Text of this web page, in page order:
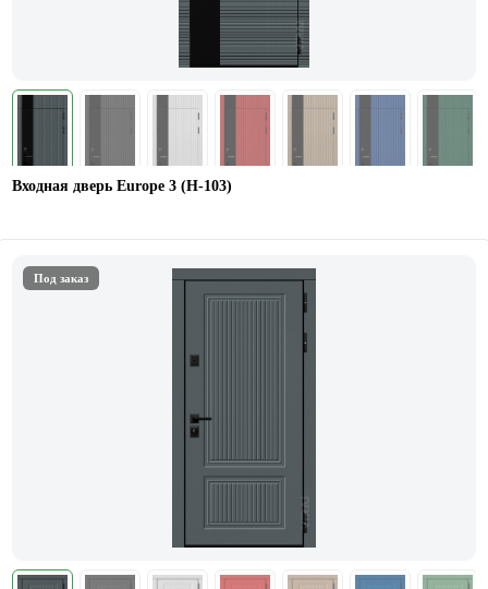
Входная дверь Europe 3 (H-103)
Под заказ